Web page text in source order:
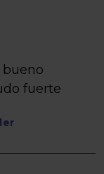
bueno
fuerte